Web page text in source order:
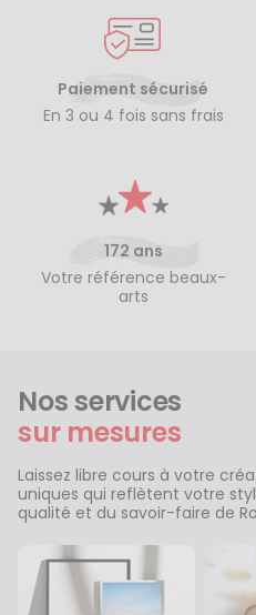
Paiement sécurisé
En 3 ou 4 fois sans frais
172 ans
Votre référence beaux-
arts
Nos services
sur mesures
Laissez libre cours à votre
uniques qui reflètent votre
qualité et du savoir-faire de